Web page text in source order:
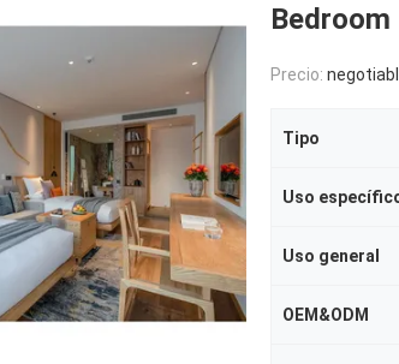
Precio:
Tipo
Uso
Uso general
OEM&ODM